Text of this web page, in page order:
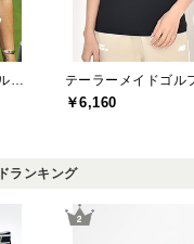
￥6,160
ランキング